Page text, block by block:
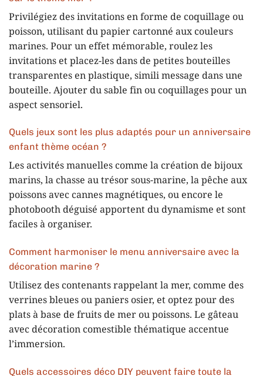
Privilégiez des invitations en forme de coquillage ou
poisson, utilisant du papier cartonné aux couleurs
marines. Pour un effet mémorable, roulez les
invitations et placez-les dans de petites bouteilles
transparentes en plastique, simili message dans une
bouteille. Ajouter du sable fin ou coquillages pour un
aspect sensoriel.
Quels jeux sont les plus adaptés pour un anniversaire
enfant thème océan ?
Les activités manuelles comme la création de bijoux
marins, la chasse au trésor sous-marine, la pêche aux
poissons avec cannes magnétiques, ou encore le
photobooth déguisé apportent du dynamisme et sont
faciles à organiser.
Comment harmoniser le menu anniversaire avec la
décoration marine ?
Utilisez des contenants rappelant la mer, comme des
verrines bleues ou paniers osier, et optez pour des
plats à base de fruits de mer ou poissons. Le gâteau
avec décoration comestible thématique accentue
l’immersion.
Quels accessoires déco DIY peuvent faire toute la